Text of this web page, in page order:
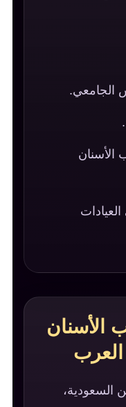
الجامعي.
الأسنان
العرب
السعودية،